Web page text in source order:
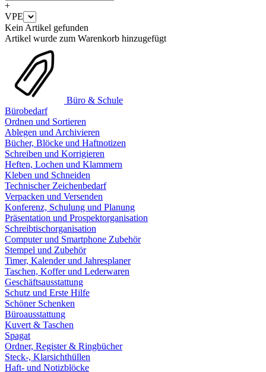
+
VPE
Kein Artikel gefunden
Artikel wurde zum Warenkorb hinzugefügt
Büro & Schule
Bürobedarf
Ordnen und Sortieren
Ablegen und Archivieren
Bücher, Blöcke und Haftnotizen
Schreiben und Korrigieren
Heften, Lochen und Klammern
Kleben und Schneiden
Technischer Zeichenbedarf
Verpacken und Versenden
Konferenz, Schulung und Planung
Präsentation und Prospektorganisation
Schreibtischorganisation
Computer und Smartphone Zubehör
Stempel und Zubehör
Timer, Kalender und Jahresplaner
Taschen, Koffer und Lederwaren
Geschäftsausstattung
Schutz und Erste Hilfe
Schöner Schenken
Büroausstattung
Kuvert & Taschen
Spagat
Ordner, Register & Ringbücher
Steck-, Klarsichthüllen
Haft- und Notizblöcke